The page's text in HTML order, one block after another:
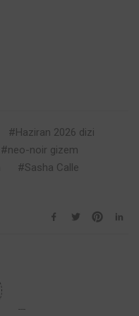
Haziran 2026 dizi
neo-noir gizem
Sasha Calle